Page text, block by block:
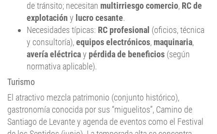
de tránsito; necesitan multirriesgo comercio, RC de
explotación y lucro cesante.
Necesidades típicas: RC profesional (oficios, técnica
y consultoría),equipos electrónicos, maquinaria,
avería eléctricay pérdida de beneficios (según
normativa aplicable).
Turismo
El atractivo mezcla patrimonio (conjunto histórico),
gastronomía conocida por sus “miguelitos”, Camino de
Santiago de Levante y agenda de eventos como el Festival